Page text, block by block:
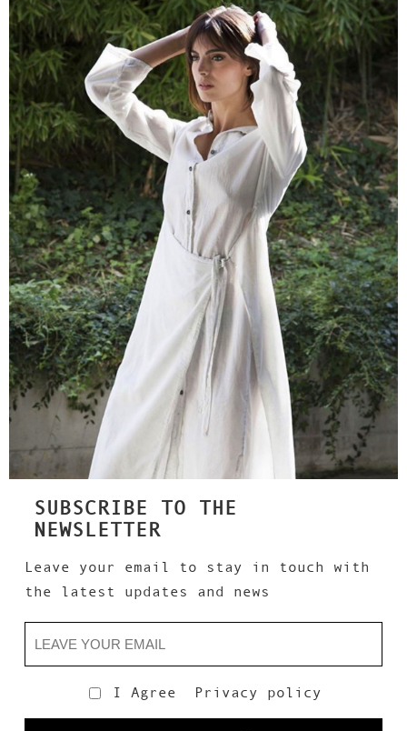
SUBSCRIBE TO THE
NEWSLETTER
Leave your email to stay in touch with
the latest updates and news
I Agree Privacy policy